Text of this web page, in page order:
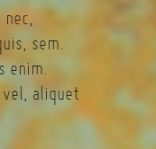
sem.
enim.
aliquet